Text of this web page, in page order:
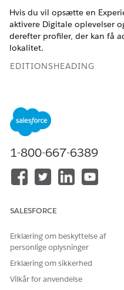
Hvis du vil opsætte en
aktivere Digitale oplevelser
derefter profiler, der kan få
lokalitet.
EDITIONSHEADING
Tilgængelig i:
Cloud eller Life Sciences
Hvis du vil oprette en
Experience Cloud-lokalitet:
Sørg for, at din organisation
Customer Community,
External Apps-loginbrugeren.
1-800-667-6389
SALESFORCE
Erklæring om beskyttelse af
personlige oplysninger
Erklæring om sikkerhed
Vilkår for anvendelse